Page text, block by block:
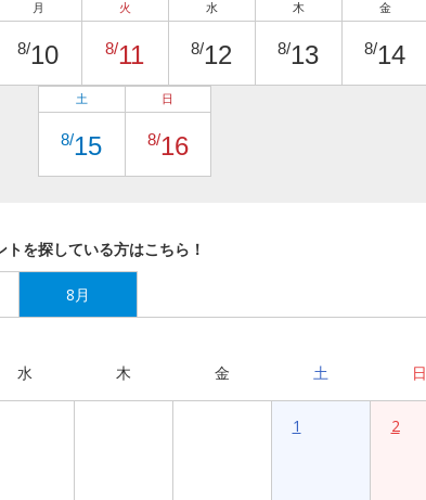
月
8/10
火
8/11
水
8/12
木
8/13
金
8/14
土
8/15
日
8/16
を探している方はこちら！
8月
水 木 金 土 日
1 2